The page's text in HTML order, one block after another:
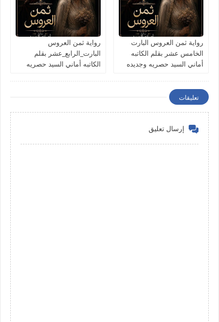
رواية ثمن العروس البارت
الخامس عشر بقلم الكاتبه
أماني السيد حصريه وجديده
رواية ثمن العروس
البارت_الرابع_عشر بقلم
الكاتبه أماني السيد حصريه
تعليقات
إرسال تعليق